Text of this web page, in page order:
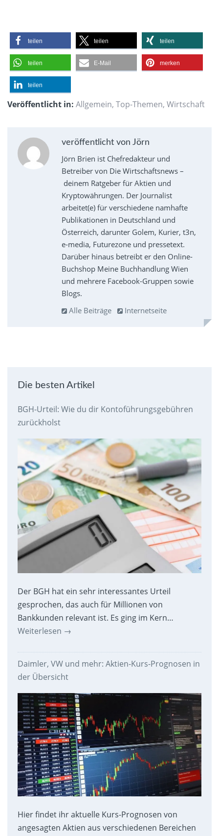
teilen teilen teilen
teilen E-Mail merken
teilen
Veröffentlicht in: Allgemein, Top-Themen, Wirtschaft
veröffentlicht von Jörn
Jörn Brien ist Chefredakteur und
Betreiber von Die Wirtschaftsnews –
deinem Ratgeber für Aktien und
Kryptowährungen. Der Journalist
arbeitet(e) für verschiedene namhafte
Publikationen in Deutschland und
Österreich, darunter Golem, Kurier, t3n,
e-media, Futurezone und pressetext.
Darüber hinaus betreibt er den Online-
Buchshop Meine Buchhandlung Wien
und mehrere Facebook-Gruppen sowie
Blogs.
Alle Beiträge
Internetseite
Die besten Artikel
BGH-Urteil: Wie du dir Kontoführungsgebühren
zurückholst
Der BGH hat ein sehr interessantes Urteil
gesprochen, das auch für Millionen von
Bankkunden relevant ist. Es ging im Kern…
Weiterlesen →
Daimler, VW und mehr: Aktien-Kurs-Prognosen in
der Übersicht
Hier findet ihr aktuelle Kurs-Prognosen von
angesagten Aktien aus verschiedenen Bereichen